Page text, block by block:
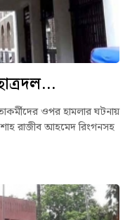
ওপর হামলার ঘটনায়
রাজীব আহমেদ রিংগনসহ